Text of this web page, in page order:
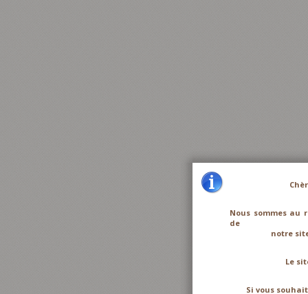
Chères
Nous sommes au
de
notre site
Le site sera
Si vous